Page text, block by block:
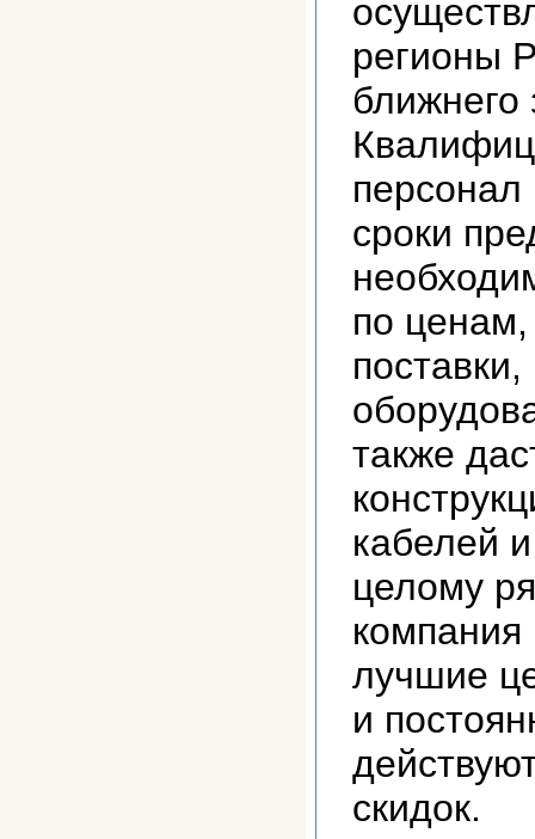
регионы
ближнего
сроки
по
также
кабелей
целому
компания
лучшие
и
скидок.